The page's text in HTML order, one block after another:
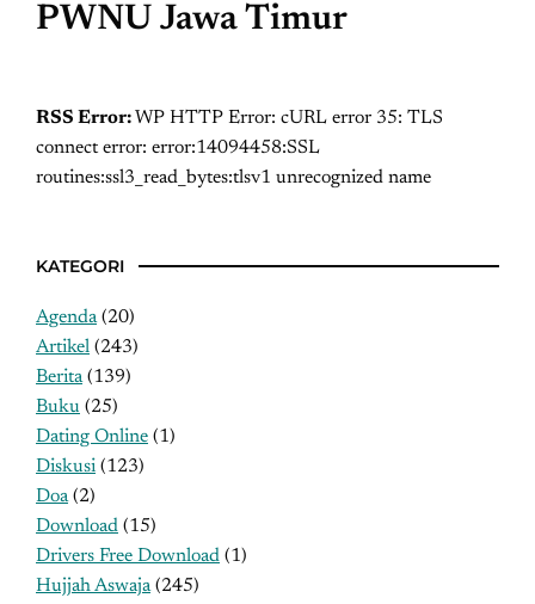
PWNU Jawa Timur
RSS Error: WP HTTP Error: cURL error 35: TLS
connect error: error:14094458:SSL
routines:ssl3_read_bytes:tlsv1 unrecognized name
KATEGORI
Agenda(20)
Artikel (243)
Berita(139)
Buku (25)
Dating Online (1)
Diskusi (123)
Doa(2)
Download (15)
Drivers Free Download (1)
Hujjah Aswaja(245)